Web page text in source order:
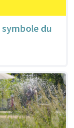
du